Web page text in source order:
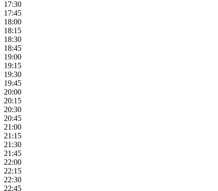
17:30
17:45
18:00
18:15
18:30
18:45
19:00
19:15
19:30
19:45
20:00
20:15
20:30
20:45
21:00
21:15
21:30
21:45
22:00
22:15
22:30
22:45